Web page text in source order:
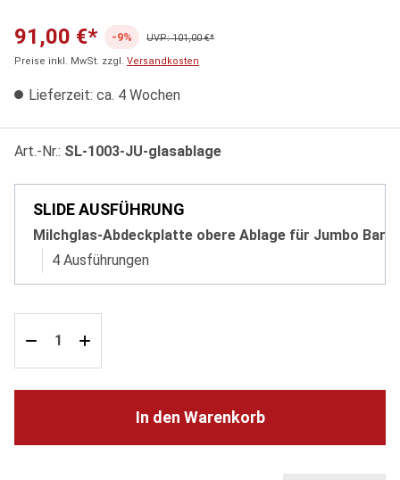
91,00 €* -9%
UVP: 101,00 €*
Preise inkl. MwSt. zzgl. Versandkosten
Lieferzeit: ca. 4 Wochen
Art.-Nr.: SL-1003-JU-glasablage
SLIDE AUSFÜHRUNG
Milchglas-Abdeckplatte obere Ablage für Jumbo Bar
4 Ausführungen
In den Warenkorb